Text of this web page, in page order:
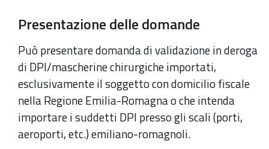
Presentazione delle domande
Può presentare domanda di validazione in deroga
di DPI/mascherine chirurgiche importati,
esclusivamente il soggetto con domicilio fiscale
nella Regione Emilia-Romagna o che intenda
importare i suddetti DPI presso gli scali (porti,
aeroporti, etc.) emiliano-romagnoli.